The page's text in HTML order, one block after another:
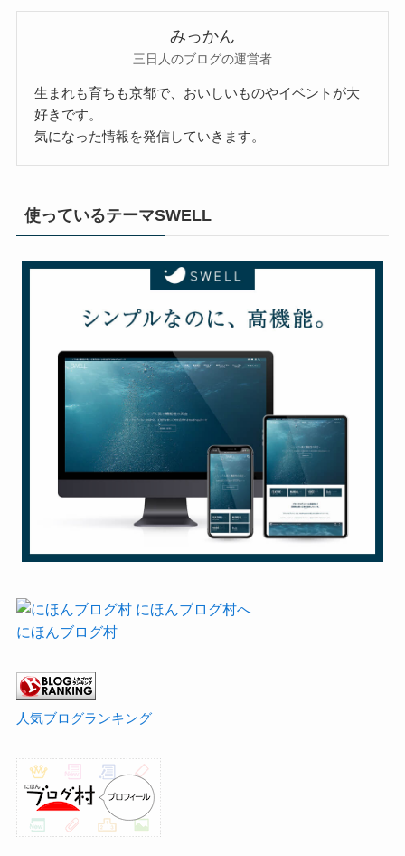
みっかん
三日人のブログの運営者
生まれも育ちも京都で、おいしいものやイベントが大
好きです。
気になった情報を発信していきます。
使っているテーマSWELL
にほんブログ村
人気ブログランキング